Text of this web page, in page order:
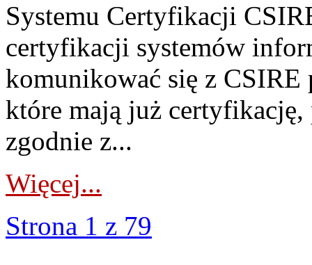
Systemu Certyfikacji
certyfikacji systemów
komunikować się z
które mają już
zgodnie z...
Więcej...
Strona 1 z 79